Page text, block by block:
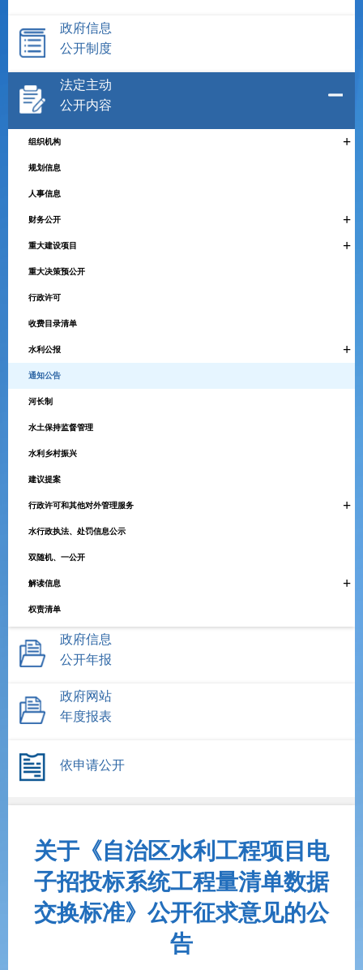
政府信息
公开制度
法定主动
公开内容
组织机构 +
规划信息
人事信息
财务公开 +
重大建设项目 +
重大决策预公开
行政许可
收费目录清单
水利公报 +
通知公告
河长制
水土保持监督管理
水利乡村振兴
建议提案
行政许可和其他对外管理服务 +
水行政执法、处罚信息公示
双随机、一公开
解读信息 +
权责清单
政府信息
公开年报
政府网站
年度报表
依申请公开
关于《自治区水利工程项目电
子招投标系统工程量清单数据
交换标准》公开征求意见的公
告